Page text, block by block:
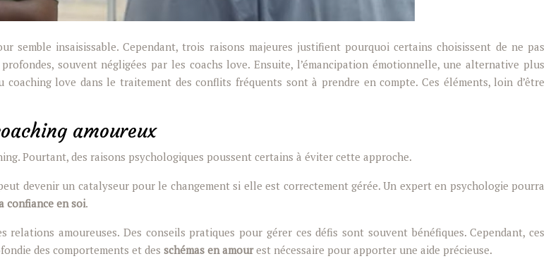
semble insaisissable. Cependant, trois raisons majeures justifient pourquoi certains choisissent de ne pas
souvent négligées par les coachs love. Ensuite, l’émancipation émotionnelle, une alternative plus
love dans le traitement des conflits fréquents sont à prendre en compte. Ces éléments, loin d’être
amoureux
Pourtant, des raisons psychologiques poussent certains à éviter cette approche.
devenir un catalyseur pour le changement si elle est correctement gérée. Un expert en psychologie pourra
confiance en soi.
amoureuses. Des conseils pratiques pour gérer ces défis sont souvent bénéfiques. Cependant, ces
des comportements et des schémas en amourest nécessaire pour apporter une aide précieuse.